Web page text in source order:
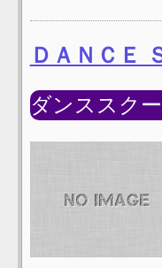
ＤＡＮＣＥ
ダンススク